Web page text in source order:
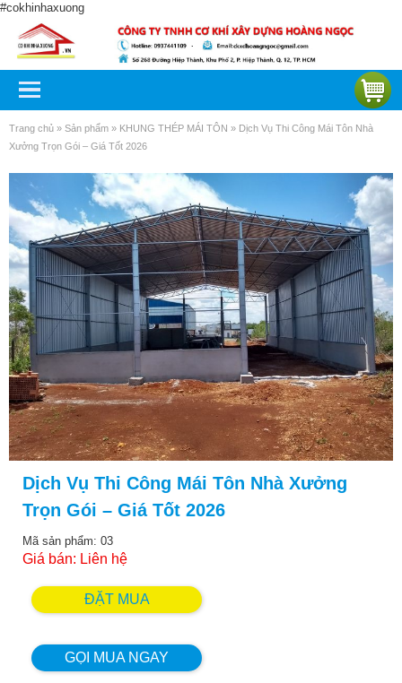
#cokhinhaxuong
Trang chủ » Sản phẩm » KHUNG THÉP MÁI TÔN » Dịch Vụ Thi Công Mái Tôn Nhà
Xưởng Trọn Gói – Giá Tốt 2026
Dịch Vụ Thi Công Mái Tôn Nhà Xưởng
Trọn Gói – Giá Tốt 2026
Mã sản phẩm: 03
Giá bán: Liên hệ
ĐẶT MUA
GỌI MUA NGAY